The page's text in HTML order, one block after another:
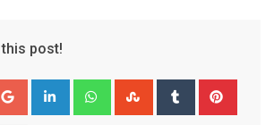
post!
Google+ LinkedIn WhatsappStumbleUpon
Tumblr